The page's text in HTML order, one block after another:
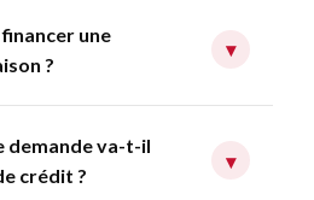
une
?
▾
demande va-t-il
crédit ?
▾